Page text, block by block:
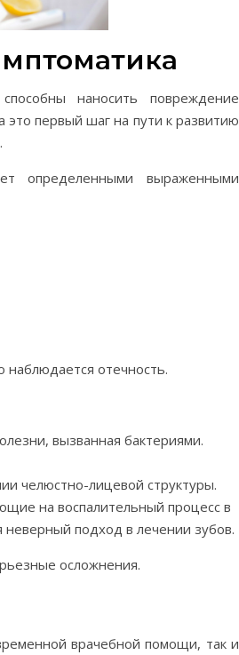
наносить повреждение
это первый шаг на пути к развитию
определенными выраженными
отечность.
вызванная бактериями.
челюстно-лицевой структуры.
на воспалительный процесс в
неверный подход в лечении зубов.
осложнения.
врачебной помощи, так и